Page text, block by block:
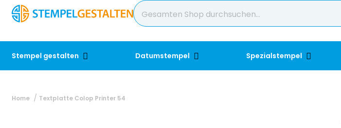
Stempel gestalten Datumstempel Spezialstempel
Home Textplatte Colop Printer 54